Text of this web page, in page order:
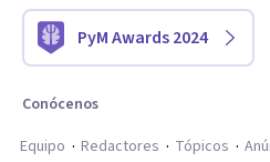
PyM Awards 2024
Conócenos
Equipo
Redactores Tópicos